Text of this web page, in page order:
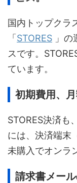
国内トップクラ
「STORES 」
スです。
ています。
初期費用、
STORES決済も
には、決済端末
未購入でオンラ
請求書メー